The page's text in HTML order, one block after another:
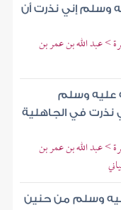
وسلم إني نذرت أن
> عبد الله بن عمر بن
عليه وسلم
نذرت في الجاهلية
> عبد الله بن عمر بن
وسلم من حنين